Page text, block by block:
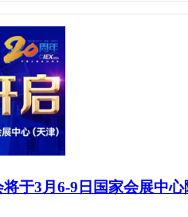
于3月6-9日国家会展中